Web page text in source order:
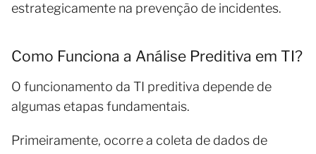
estrategicamente na prevenção de incidentes.
Como Funciona a Análise Preditiva em TI?
O funcionamento da TI preditiva depende de
algumas etapas fundamentais.
Primeiramente, ocorre a coleta de dados de